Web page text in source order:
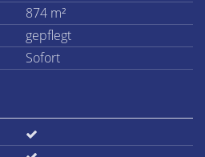
874 m²
gepflegt
Sofort